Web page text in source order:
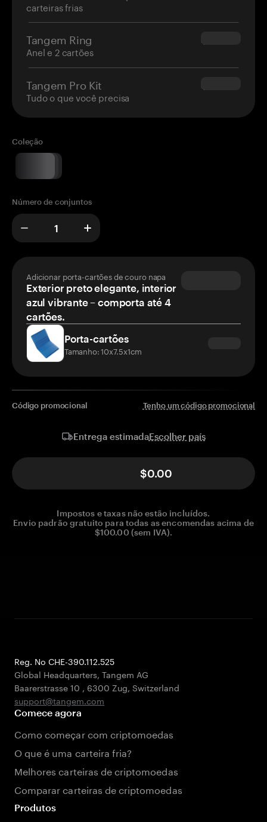
carteiras frias
Tangem Ring
Anel e 2 cartões
$160.00
Tangem Pro Kit
Tudo o que você precisa
$180.00
Coleção
Número de conjuntos
Adicionar porta-cartões de couro napa
Exterior preto elegante, interior
azul vibrante – comporta até 4
cartões.
Porta-cartões
Tamanho: 10x7.5x1cm
Código promocional Tenho um código promocional
Entrega estimadaEscolher país
$0.00
Impostos e taxas não estão incluídos.
Envio padrão gratuito para todas as encomendas acima de
$100.00 (sem IVA).
Reg. No CHE-390.112.525
Global Headquarters, Tangem AG
Baarerstrasse 10 , 6300 Zug, Switzerland
support@tangem.com
Comece agora
Como começar com criptomoedas
O que é uma carteira fria?
Melhores carteiras de criptomoedas
Comparar carteiras de criptomoedas
Produtos